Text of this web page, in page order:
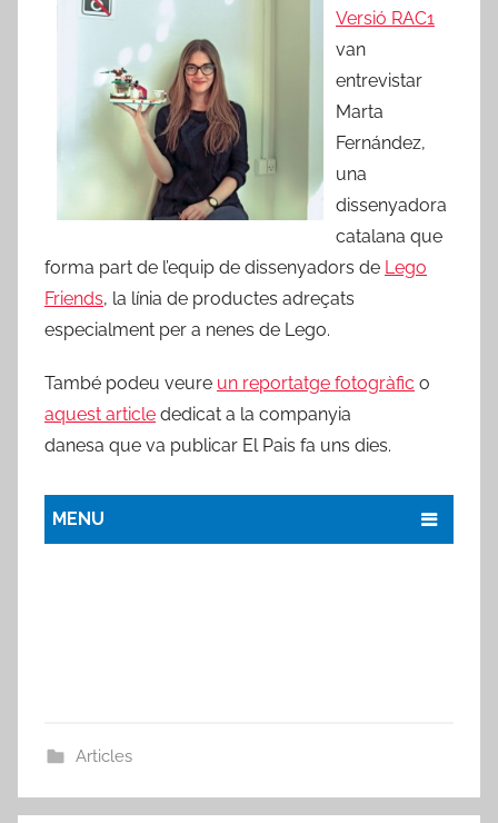
Versió RAC1
van
entrevistar
Marta
Fernández,
una
dissenyadora
catalana que
forma part de l’equip de dissenyadors de Lego
Friends, la línia de productes adreçats
especialment per a nenes de Lego.
També podeu veure un reportatge fotogràfic o
aquest article dedicat a la companyia
danesa que va publicar El Pais fa uns dies.
Articles